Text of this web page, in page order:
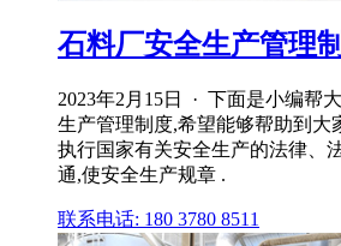
石料厂安全生产管理
2023年2月15日 · 下面是小编帮
生产管理制度,希望能够帮助到大
执行国家有关安全生产的法律、
通,使安全生产规章 .
联系电话: 180 3780 8511